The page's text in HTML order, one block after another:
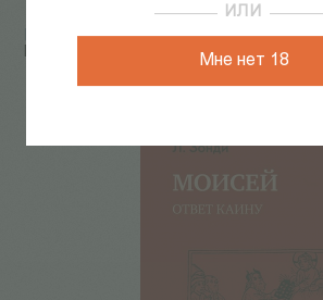
ИЛИ
Мне нет 18
Главная / КАТАЛОГ КНИГ / психология
Моисей. Ответ Каину
11 из 24